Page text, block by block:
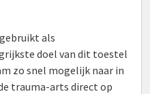
als
doel van dit toestel
zo snel mogelijk naar in
trauma-arts direct op